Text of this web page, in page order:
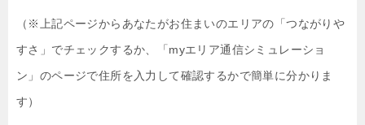
（※上記ページからあなたがお住まいのエリアの「つながりや
すさ」でチェックするか、「myエリア通信シミュレーショ
ン」のページで住所を入力して確認するかで簡単に分かりま
す）